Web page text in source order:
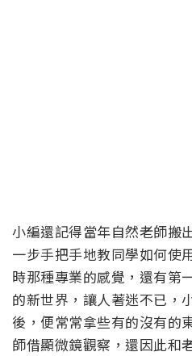
小編還記得當年自然老師搬
一步手把手地教同學如何使
時那種專業的感覺，還有第
的新世界，讓人著迷不已，
後，便常常拿些有的沒有的
師借顯微鏡觀察，還因此和